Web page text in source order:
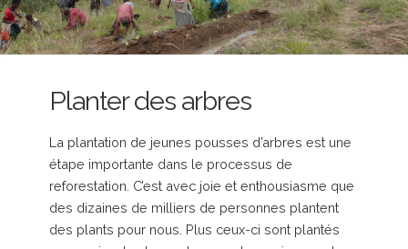
Planter des arbres
La plantation de jeunes pousses d’arbres est une
étape importante dans le processus de
reforestation. C’est avec joie et enthousiasme que
des dizaines de milliers de personnes plantent
des plants pour nous. Plus ceux-ci sont plantés